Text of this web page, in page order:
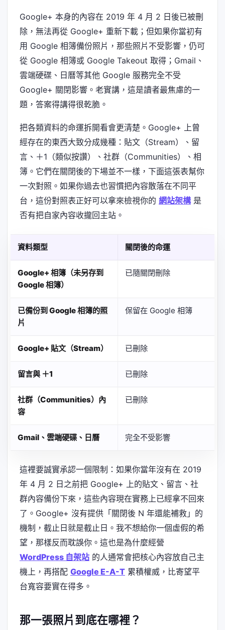
Google+ 本身的內容在 2019 年 4 月 2 日後已被刪
除，無法再從 Google+ 重新下載；但如果你當初有
用 Google 相簿備份照片，那些照片不受影響，仍可
從 Google 相簿或 Google Takeout 取得；Gmail、
雲端硬碟、日曆等其他 Google 服務完全不受
Google+ 關閉影響。老實講，這是讀者最焦慮的一
題，答案得講得很乾脆。
把各類資料的命運拆開看會更清楚。Google+ 上曾
經存在的東西大致分成幾種：貼文（Stream）、留
言、＋1（類似按讚）、社群（Communities）、相
簿。它們在關閉後的下場並不一樣，下面這張表幫你
一次對照。如果你過去也習慣把內容散落在不同平
台，這份對照表正好可以拿來檢視你的 網站架構是
否有把自家內容收攏回主站。
資料類型 關閉後的命運
Google+ 相簿（未另存到
Google 相簿）
已隨關閉刪除
已備份到 Google 相簿的照
片
保留在 Google 相簿
Google+ 貼文（Stream） 已刪除
留言與 ＋1 已刪除
社群（Communities）內
容
已刪除
Gmail、雲端硬碟、日曆 完全不受影響
這裡要誠實承認一個限制：如果你當年沒有在 2019
年 4 月 2 日之前把 Google+ 上的貼文、留言、社
群內容備份下來，這些內容現在實務上已經拿不回來
了。Google+ 沒有提供「關閉後 N 年還能補救」的
機制，截止日就是截止日。我不想給你一個虛假的希
望，那樣反而耽誤你。這也是為什麼經營
WordPress 自架站 的人通常會把核心內容放自己主
機上，再搭配 Google E-A-T 累積權威，比寄望平
台寬容要實在得多。
那一張照片到底在哪裡？